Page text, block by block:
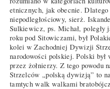
etnicznych, jak obecnie.
niepodległościowy, sierż.
Sulkiewicz, ps. Michał, poległy
roku pod Sitowiczami, był
kolei w Zachodniej Dywizji
narodowości polskiej. Polski
przez żołnierzy. Z tego
Strzelców „polską dywizją” to
tamtych walk walkami